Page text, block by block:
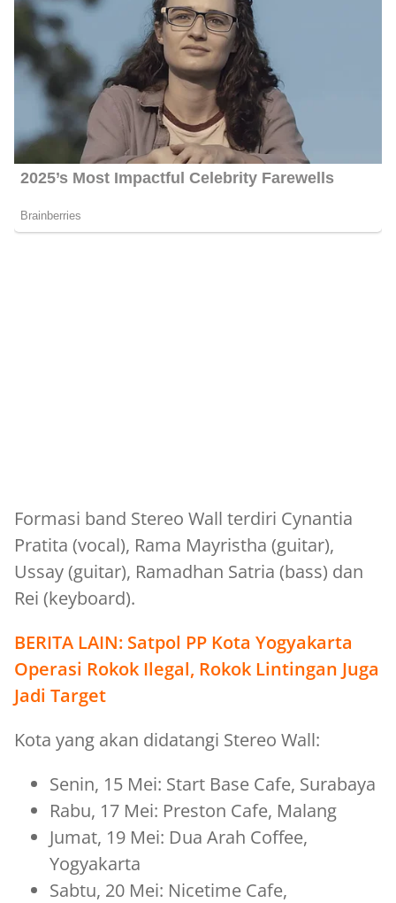
Formasi band Stereo Wall terdiri Cynantia
Pratita (vocal), Rama Mayristha (guitar),
Ussay (guitar), Ramadhan Satria (bass) dan
Rei (keyboard).
BERITA LAIN: Satpol PP Kota Yogyakarta
Operasi Rokok Ilegal, Rokok Lintingan Juga
Jadi Target
Kota yang akan didatangi Stereo Wall:
Senin, 15 Mei: Start Base Cafe, Surabaya
Rabu, 17 Mei: Preston Cafe, Malang
Jumat, 19 Mei: Dua Arah Coffee,
Yogyakarta
Sabtu, 20 Mei: Nicetime Cafe,